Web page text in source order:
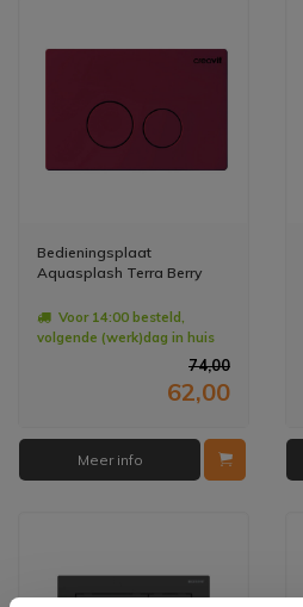
Bedieningsplaat
Aquasplash Terra Berry
Voor 14:00 besteld,
volgende (werk)dag in huis
74,00
62,00
Meer info